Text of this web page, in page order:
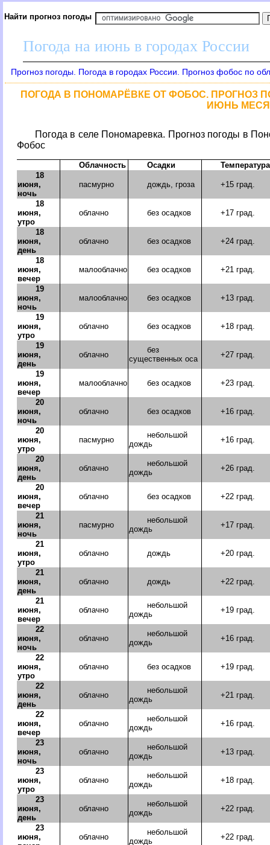
Найти прогноз погоды
Погода на июнь в городах России
Прогноз погоды. Погода в городах России. Прогноз фобос по
ПОГОДА В ПОНОМАРЁВКЕ ОТ ФОБОС. ПРОГНОЗ
ИЮНЬ
Погода в селе Пономаревка. Прогноз погоды в
Фобос
Облачность Осадки
Температура
18
июня,
ночь
пасмурно дождь, гроза +15 град.
18
июня,
утро
облачно без осадков +17 град.
18
июня,
день
облачно без осадков +24 град.
18
июня,
вечер
малооблачно без осадков +21 град.
19
июня,
ночь
малооблачно без осадков +13 град.
19
июня,
утро
облачно без осадков +18 град.
19
июня,
день
облачно
без
существенных оса
+27 град.
19
июня,
вечер
малооблачно без осадков +23 град.
20
июня,
ночь
облачно без осадков +16 град.
20
июня,
утро
пасмурно
небольшой
дождь
+16 град.
20
июня,
день
облачно
небольшой
дождь
+26 град.
20
июня,
вечер
облачно без осадков +22 град.
21
июня,
ночь
пасмурно
небольшой
дождь
+17 град.
21
июня,
утро
облачно дождь +20 град.
21
июня,
день
облачно дождь +22 град.
21
июня,
вечер
облачно
небольшой
дождь
+19 град.
22
июня,
ночь
облачно
небольшой
дождь
+16 град.
22
июня,
утро
облачно без осадков +19 град.
22
июня,
день
облачно
небольшой
дождь
+21 град.
22
июня,
вечер
облачно
небольшой
дождь
+16 град.
23
июня,
ночь
облачно
небольшой
дождь
+13 град.
23
июня,
утро
облачно
небольшой
дождь
+18 град.
23
июня,
день
облачно
небольшой
дождь
+22 град.
23
июня,
облачно
небольшой
дождь
+22 град.